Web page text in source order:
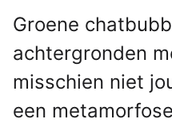
Groene
achtergronden
misschien niet
een